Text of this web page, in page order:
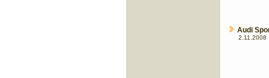
Audi
2.11.2008